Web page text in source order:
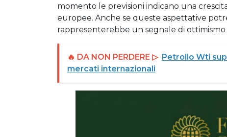
momento le previsioni indicano una
europee. Anche se queste aspettative
rappresenterebbe un segnale di ottimismo
🔥 DA NON PERDERE ▷ Petrolio Wti
mercati internazionali